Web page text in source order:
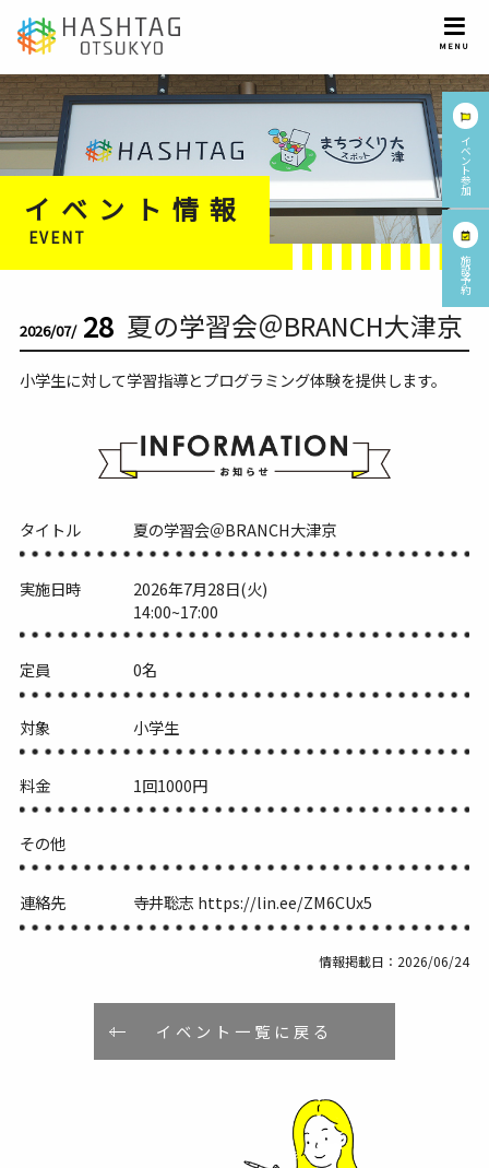
イベント情報
EVENT
2026/07/ 28 夏の学習会＠BRANCH大津京
小学生に対して学習指導とプログラミング体験を提供します。
タイトル 夏の学習会＠BRANCH大津京
実施日時
2026年7月28日(火)
14:00~17:00
定員 0名
対象 小学生
料金 1回1000円
その他
連絡先 寺井聡志 https://lin.ee/ZM6CUx5
情報掲載日：2026/06/24
イベント一覧に戻る
イ
ベ
ン
ト
参
加
施
設
予
約